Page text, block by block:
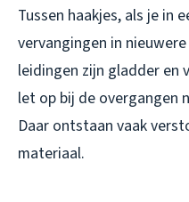
Tussen haakjes, als je in
vervangingen in
leidingen zijn gladder en
let op bij de overgangen
Daar ontstaan vaak
materiaal.